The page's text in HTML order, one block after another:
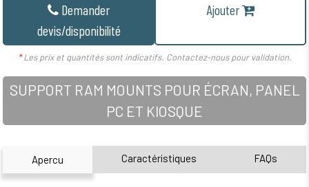
Demander
devis/disponibilité
Ajouter
*Les prix et quantités sont indicatifs. Contactez-nous pour validation.
SUPPORT RAM MOUNTS POUR ÉCRAN, PANEL
PC ET KIOSQUE
Apercu Caractéristiques FAQs